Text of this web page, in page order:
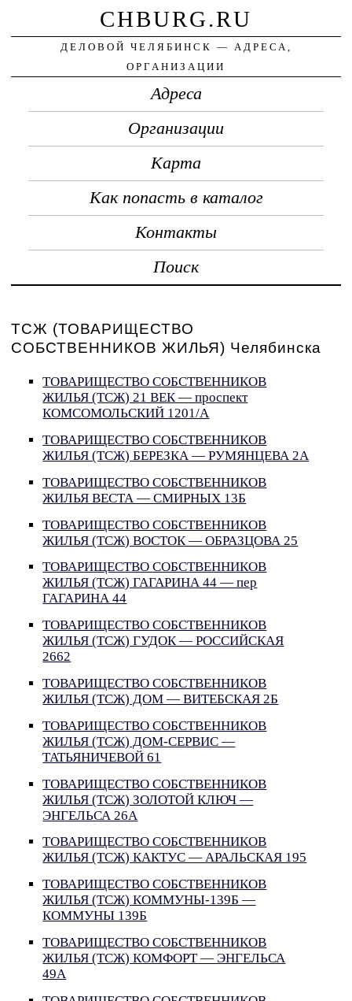
CHBURG.RU
ДЕЛОВОЙ ЧЕЛЯБИНСК — АДРЕСА,
ОРГАНИЗАЦИИ
Адреса
Организации
Карта
Как попасть в каталог
Контакты
Поиск
ТСЖ (ТОВАРИЩЕСТВО
СОБСТВЕННИКОВ ЖИЛЬЯ) Челябинска
ТОВАРИЩЕСТВО СОБСТВЕННИКОВ
ЖИЛЬЯ (ТСЖ) 21 ВЕК — проспект
КОМСОМОЛЬСКИЙ 1201/А
ТОВАРИЩЕСТВО СОБСТВЕННИКОВ
ЖИЛЬЯ (ТСЖ) БЕРЕЗКА — РУМЯНЦЕВА 2А
ТОВАРИЩЕСТВО СОБСТВЕННИКОВ
ЖИЛЬЯ ВЕСТА — СМИРНЫХ 13Б
ТОВАРИЩЕСТВО СОБСТВЕННИКОВ
ЖИЛЬЯ (ТСЖ) ВОСТОК — ОБРАЗЦОВА 25
ТОВАРИЩЕСТВО СОБСТВЕННИКОВ
ЖИЛЬЯ (ТСЖ) ГАГАРИНА 44 — пер
ГАГАРИНА 44
ТОВАРИЩЕСТВО СОБСТВЕННИКОВ
ЖИЛЬЯ (ТСЖ) ГУДОК — РОССИЙСКАЯ
2662
ТОВАРИЩЕСТВО СОБСТВЕННИКОВ
ЖИЛЬЯ (ТСЖ) ДОМ — ВИТЕБСКАЯ 2Б
ТОВАРИЩЕСТВО СОБСТВЕННИКОВ
ЖИЛЬЯ (ТСЖ) ДОМ-СЕРВИС —
ТАТЬЯНИЧЕВОЙ 61
ТОВАРИЩЕСТВО СОБСТВЕННИКОВ
ЖИЛЬЯ (ТСЖ) ЗОЛОТОЙ КЛЮЧ —
ЭНГЕЛЬСА 26А
ТОВАРИЩЕСТВО СОБСТВЕННИКОВ
ЖИЛЬЯ (ТСЖ) КАКТУС — АРАЛЬСКАЯ 195
ТОВАРИЩЕСТВО СОБСТВЕННИКОВ
ЖИЛЬЯ (ТСЖ) КОММУНЫ-139Б —
КОММУНЫ 139Б
ТОВАРИЩЕСТВО СОБСТВЕННИКОВ
ЖИЛЬЯ (ТСЖ) КОМФОРТ — ЭНГЕЛЬСА
49А